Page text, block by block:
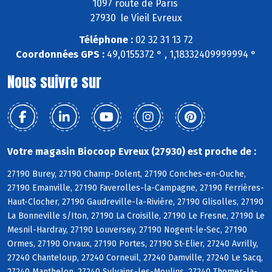
1097 route de Paris
27930 le Vieil Evreux
Téléphone : 02 32 31 13 72
Coordonnées GPS : 49,0155372 ° , 1,18332409999994 °
Nous suivre sur
Votre magasin Biocoop Evreux (27930) est proche de :
27190 Burey, 27190 Champ-Dolent, 27190 Conches-en-Ouche,
27190 Emanville, 27190 Faverolles-la-Campagne, 27190 Ferrières-
Haut-Clocher, 27190 Gaudreville-la-Rivière, 27190 Glisolles, 27190
La Bonneville s/Iton, 27190 La Croisille, 27190 Le Fresne, 27190 Le
Mesnil-Hardray, 27190 Louversey, 27190 Nogent-le-Sec, 27190
Ormes, 27190 Orvaux, 27190 Portes, 27190 St-Elier, 27240 Avrilly,
27240 Chanteloup, 27240 Corneuil, 27240 Damville, 27240 Le Sacq,